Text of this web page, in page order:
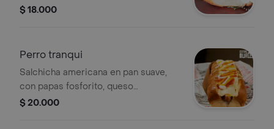
cebolla caramelizada, en un pan
$ 18.000
Perro tranqui
Salchicha americana en pan suave,
con papas fosforito, queso
mozzarella, cebolla, huevitos de
$ 20.000